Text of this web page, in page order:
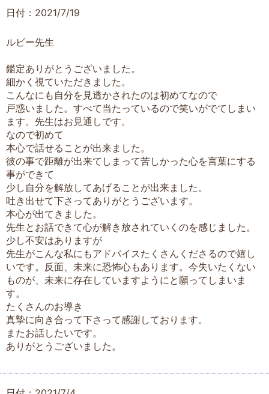
日付：2021/7/19
ルビー先生
鑑定ありがとうございました。
細かく視ていただきました。
こんなにも自分を見透かされたのは初めてなので
戸惑いました。すべて当たっているので笑いがでてしまい
ます。先生はお見通しです。
なので初めて
本心で話せることが出来ました。
彼の事で距離が出来てしまって苦しかった心を言葉にする
事ができて
少し自分を解放してあげることが出来ました。
吐き出せて下さってありがとうございます。
本心が出てきました。
先生とお話できて心が解き放されていくのを感じました。
少し不安はありますが
先生がこんな私にもアドバイスたくさんくださるので嬉し
いです。反面、未来に恐怖心もあります。今失いたくない
ものが、未来に存在していますようにと願ってしまいま
す。
たくさんのお導き
真摯に向き合って下さって感謝しております。
またお話したいです。
ありがとうございました。